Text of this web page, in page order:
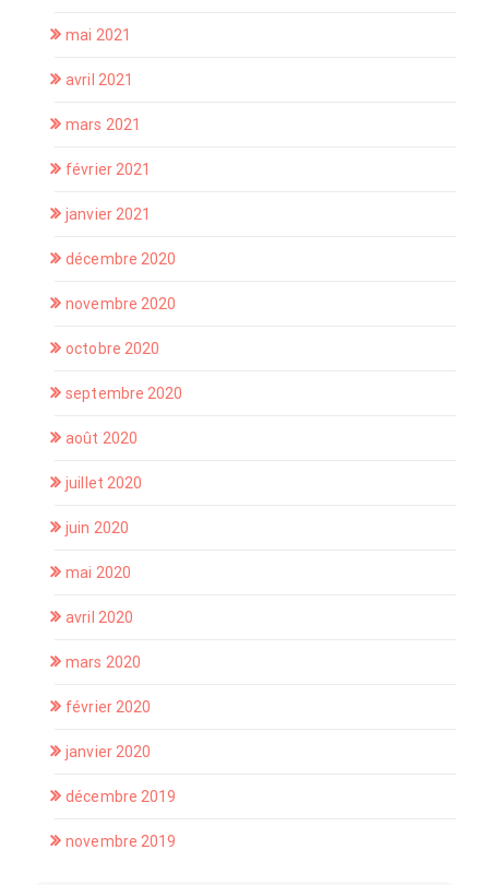
mai 2021
avril 2021
mars 2021
février 2021
janvier 2021
décembre 2020
novembre 2020
octobre 2020
septembre 2020
août 2020
juillet 2020
juin 2020
mai 2020
avril 2020
mars 2020
février 2020
janvier 2020
décembre 2019
novembre 2019